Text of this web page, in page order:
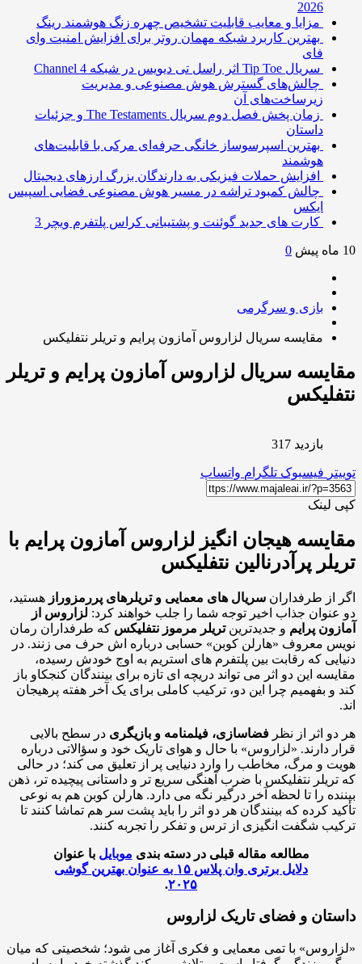
مزایا و معایب قابلیت تشخیص چهره زنگ هوشمند رینگ
بهترین کاربرد شبکه مهمان روتر برای افزایش امنیت وای
سریال Tip Toe اثر راسل تی دیویس در شبکه Channel 4
چالش‌های گسترش هوش مصنوعی و مدیریت
زیرساخت‌های آن
زمان پخش فصل دوم سریال The Testaments و جزئیات
داستان
بهترین اسپرسوساز خانگی حرفه‌ای مرکی با قابلیت‌های
هوشمند
افزایش حملات فیزیکی به دارندگان بزرگ ارزهای دیجیتال
چالش کمبود تراشه در مسیر هوش مصنوعی فضایی اسپیس
کارت های جدید گوئنت و پشتیبانی کراس پلتفرم ویچر 3
0
بازی و سرگرمی
مقایسه سریال لزاروس آمازون پرایم و تریلر نتفلیکس
سریال لزاروس آمازون پرایم و تریلر
بازدید 317
فیسبوک تلگرام واتساپ
هیجان انگیز لزاروس آمازون پرایم با
پرآدرنالین نتفلیکس
از طرفداران سریال های معمایی و تریلرهای پررمزوراز هستید،
جذاب اخیر توجه شما را جلب خواهند کرد: لزاروس از
پرایم و جدیدترینتریلر مرموز نتفلیکسکه طرفداران رمان
معروف «هارلن کوبن» حسابی درباره اش حرف می زنند. در
که رقابت بین پلتفرم های استریم به اوج خودش رسیده،
این دو اثر می تواند دریچه ای تازه برای بینندگان کنجکاو باز
بفهمیم چرا این دو، ترکیب کاملی برای یک آخر هفته پرهیجان
اثر از نظر فضاسازی، فیلمنامه و بازیگریدر سطح بالایی
دارند. «لزاروس» با حال و هوای تاریک خود و سؤالاتی درباره
و مرگ، مخاطب را وارد دنیایی پر از تعلیق می کند؛ در حالی
نتفلیکس با ضرب آهنگی سریع تر و داستانی پیچیده تر، ذهن
را تا لحظه آخر درگیر نگه می دارد. هارلن کوبن هم به نوعی
کرده که بینندگان هر دو اثر را باید پشت سر هم تماشا کنند تا
شگفت انگیزی از ترس و تفکر را تجربه کنند.
مطالعه مقاله قبلی در دسته بندیموبایلبا عنوان
دلایل برتری وان پلاس ۱۵ به عنوان بهترین گوشی
۲۰۲۵.
و فضای تاریک لزاروس
با تمی معمایی و فکری آغاز می شود؛ شخصیتی که میان